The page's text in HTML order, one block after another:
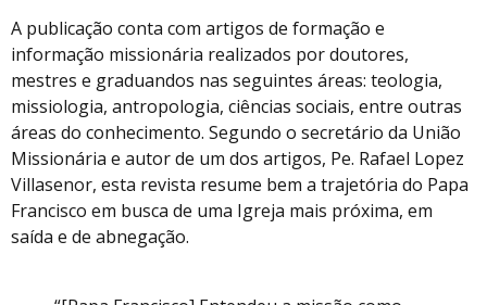
A publicação conta com artigos de formação e
informação missionária realizados por doutores,
mestres e graduandos nas seguintes áreas: teologia,
missiologia, antropologia, ciências sociais, entre outras
áreas do conhecimento. Segundo o secretário da União
Missionária e autor de um dos artigos, Pe. Rafael Lopez
Villasenor, esta revista resume bem a trajetória do Papa
Francisco em busca de uma Igreja mais próxima, em
saída e de abnegação.